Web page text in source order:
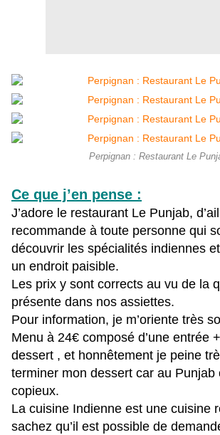
Perpignan : Restaurant Le
Ce que j’en pense :
J’adore le restaurant Le Punjab,
recommande à toute personne qui
découvrir les spécialités indiennes
un endroit paisible.
Les prix y sont corrects au vu de la
présente dans nos assiettes.
Pour information, je m’oriente très
Menu à 24€ composé d’une entrée
dessert , et honnêtement je peine
terminer mon dessert car au Punjab
copieux.
La cuisine Indienne est une cuisine
sachez qu’il est possible de